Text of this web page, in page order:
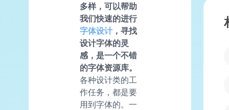
多样，可以帮助
我们快速的进行
字体设计 ，寻找
设计字体的灵
感，是一个不错
的字体资源库。
各种设计类的工
作任务，都是要
用到字体的。一